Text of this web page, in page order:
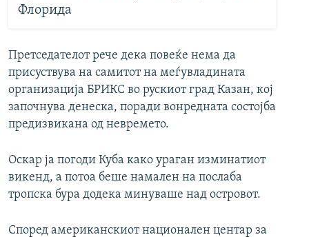
Флорида
Претседателот рече дека повеќе нема да
присуствува на самитот на меѓувладината
организација БРИКС во рускиот град Казан, кој
започнува денеска, поради вонредната состојба
предизвикана од невремето.
Оскар ја погоди Куба како ураган изминатиот
викенд, а потоа беше намален на послаба
тропска бура додека минуваше над островот.
Според американскиот национален центар за